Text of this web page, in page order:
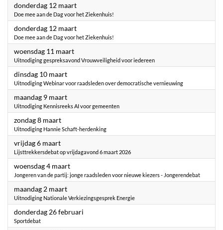
donderdag 12 maart2026
Doe mee aan de Dag voor het Ziekenhuis!
donderdag 12 maart2026
Doe mee aan de Dag voor het Ziekenhuis!
woensdag 11 maart2026
Uitnodiging gespreksavond Vrouwveiligheid voor iedereen
dinsdag 10 maart2026
Uitnodiging Webinar voor raadsleden over democratische vernieuwing
maandag 9 maart2026
Uitnodiging Kennisreeks AI voor gemeenten
zondag 8 maart2026
Uitnodiging Hannie Schaft-herdenking
vrijdag 6 maart2026
Lijsttrekkersdebat op vrijdagavond 6 maart 2026
woensdag 4 maart2026
Jongeren van de partij: jonge raadsleden voor nieuwe kiezers - Jongerendebat
maandag 2 maart2026
Uitnodiging Nationale Verkiezingsgesprek Energie
donderdag 26 februari
Sportdebat